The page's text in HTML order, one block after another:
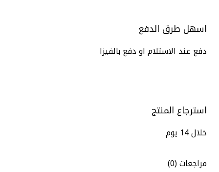
اسهل طرق الدفع
دفع عند الاستلام او دفع بالفيزا
استرجاع المنتج
خلال 14 يوم
مراجعات (0)